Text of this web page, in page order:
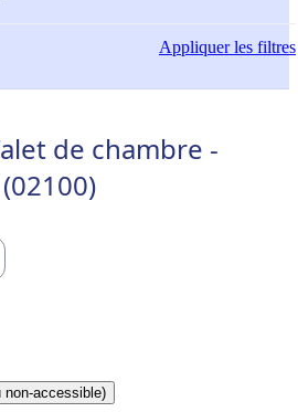
Appliquerles filtres
de chambre -
non-accessible)